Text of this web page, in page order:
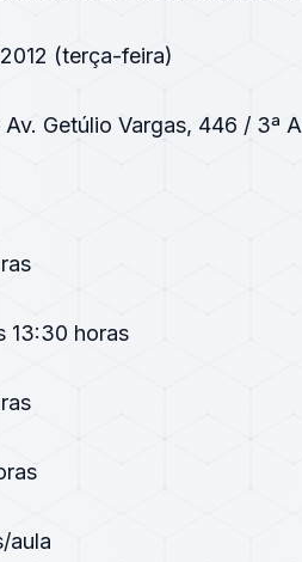
(terça-feira)
Getúlio Vargas, 446 / 3ª
13:30 horas
aula